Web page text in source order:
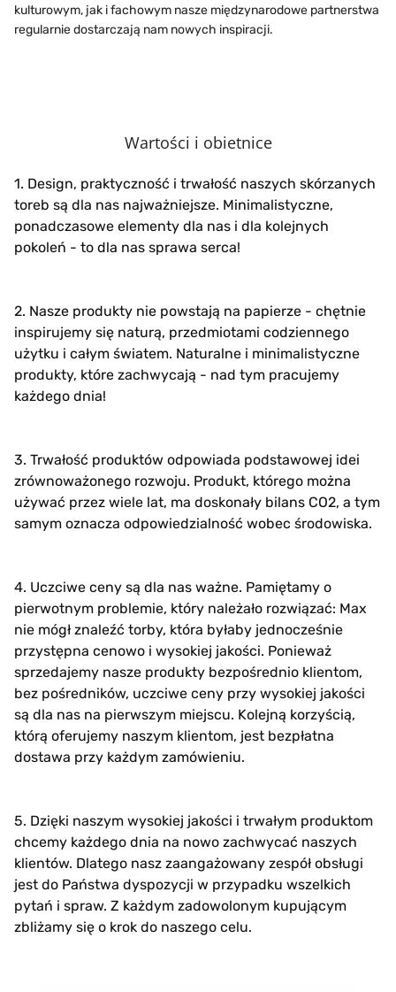
kulturowym, jak i fachowym nasze międzynarodowe partnerstwa
regularnie dostarczają nam nowych inspiracji.
Wartości i obietnice
1. Design, praktyczność i trwałość naszych skórzanych
toreb są dla nas najważniejsze. Minimalistyczne,
ponadczasowe elementy dla nas i dla kolejnych
pokoleń - to dla nas sprawa serca!
2. Nasze produkty nie powstają na papierze - chętnie
inspirujemy się naturą, przedmiotami codziennego
użytku i całym światem. Naturalne i minimalistyczne
produkty, które zachwycają - nad tym pracujemy
każdego dnia!
3. Trwałość produktów odpowiada podstawowej idei
zrównoważonego rozwoju. Produkt, którego można
używać przez wiele lat, ma doskonały bilans CO2, a tym
samym oznacza odpowiedzialność wobec środowiska.
4. Uczciwe ceny są dla nas ważne. Pamiętamy o
pierwotnym problemie, który należało rozwiązać: Max
nie mógł znaleźć torby, która byłaby jednocześnie
przystępna cenowo i wysokiej jakości. Ponieważ
sprzedajemy nasze produkty bezpośrednio klientom,
bez pośredników, uczciwe ceny przy wysokiej jakości
są dla nas na pierwszym miejscu. Kolejną korzyścią,
którą oferujemy naszym klientom, jest bezpłatna
dostawa przy każdym zamówieniu.
5. Dzięki naszym wysokiej jakości i trwałym produktom
chcemy każdego dnia na nowo zachwycać naszych
klientów. Dlatego nasz zaangażowany zespół obsługi
jest do Państwa dyspozycji w przypadku wszelkich
pytań i spraw. Z każdym zadowolonym kupującym
zbliżamy się o krok do naszego celu.